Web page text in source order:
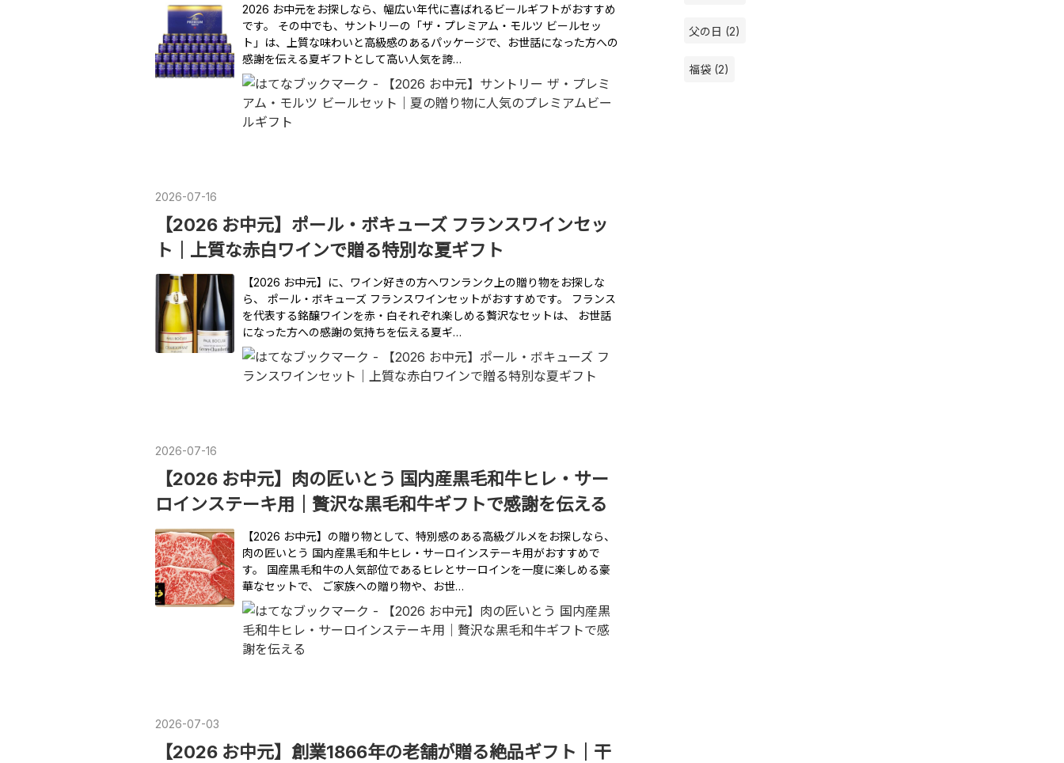
2026 お中元をお探しなら、幅広い年代に喜ばれるビールギフトがおすすめ
です。 その中でも、サントリーの「ザ・プレミアム・モルツ ビールセッ
ト」は、上質な味わいと高級感のあるパッケージで、お世話になった方への
感謝を伝える夏ギフトとして高い人気を誇…
2026-07-16
【2026 お中元】ポール・ボキューズ フランスワインセッ
ト｜上質な赤白ワインで贈る特別な夏ギフト
【2026 お中元】に、ワイン好きの方へワンランク上の贈り物をお探しな
ら、 ポール・ボキューズ フランスワインセットがおすすめです。 フランス
を代表する銘醸ワインを赤・白それぞれ楽しめる贅沢なセットは、 お世話
になった方への感謝の気持ちを伝える夏ギ…
2026-07-16
【2026 お中元】肉の匠いとう 国内産黒毛和牛ヒレ・サー
ロインステーキ用｜贅沢な黒毛和牛ギフトで感謝を伝える
【2026 お中元】の贈り物として、特別感のある高級グルメをお探しなら、
肉の匠いとう 国内産黒毛和牛ヒレ・サーロインステーキ用がおすすめで
す。 国産黒毛和牛の人気部位であるヒレとサーロインを一度に楽しめる豪
華なセットで、 ご家族への贈り物や、お世…
2026-07-03
【2026 お中元】創業1866年の老舗が贈る絶品ギフト｜干
父の日 (2)
福袋 (2)